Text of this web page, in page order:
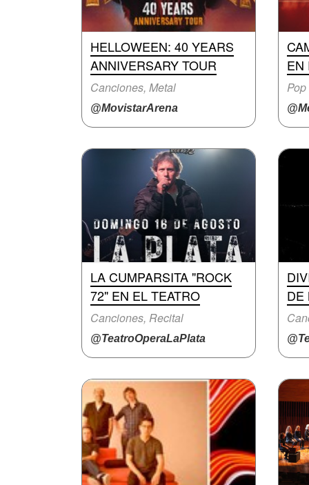
HELLOWEEN: 40 YEARS
ANNIVERSARY TOUR
Canciones, Metal
@MovistarArena
EN
Pop
LA CUMPARSITA "ROCK
72" EN EL TEATRO
Canciones, Recital
@TeatroOperaLaPlata
DE